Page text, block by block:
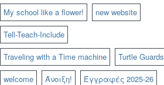
My school like a flower!
new website
Tell-Teach-Include
Traveling with a Time machine
Turtle Guards
welcome
Άνοιξη!
Έγγραφές 2025-26